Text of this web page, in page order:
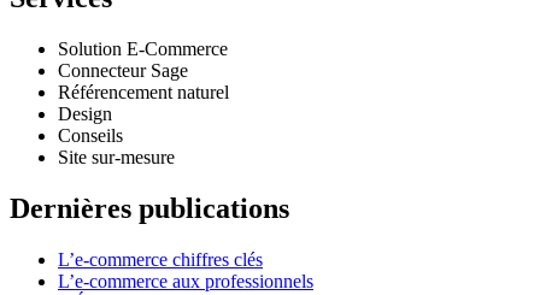
Solution E-Commerce
Connecteur Sage
Référencement naturel
Design
Conseils
Site sur-mesure
Dernières publications
L’e-commerce chiffres clés
L’e-commerce aux professionnels